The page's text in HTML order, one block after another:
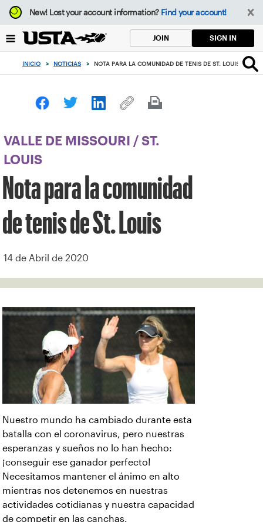
Enfoque
desde
botón
volver
principio
New!Lost your account information? Find your account!
JOIN SIGN IN
INICIO > NOTICIAS > NOTA PARA LA COMUNIDAD DE TENIS DE ST. LOUIS
VALLE DE MISSOURI / ST.
LOUIS
Nota para la comunidad
de tenis de St. Louis
14 de Abril de 2020
Nuestro mundo ha cambiado durante esta
batalla con el coronavirus, pero nuestras
esperanzas y sueños no lo han hecho:
¡conseguir ese ganador perfecto!
Necesitamos mantener el ánimo en alto
mientras nos detenemos en nuestras
actividades cotidianas y nuestra capacidad
de competir en las canchas.